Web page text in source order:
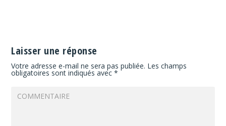
Laisser une réponse
Votre adresse e-mail ne sera pas publiée. Les champs
obligatoires sont indiqués avec*